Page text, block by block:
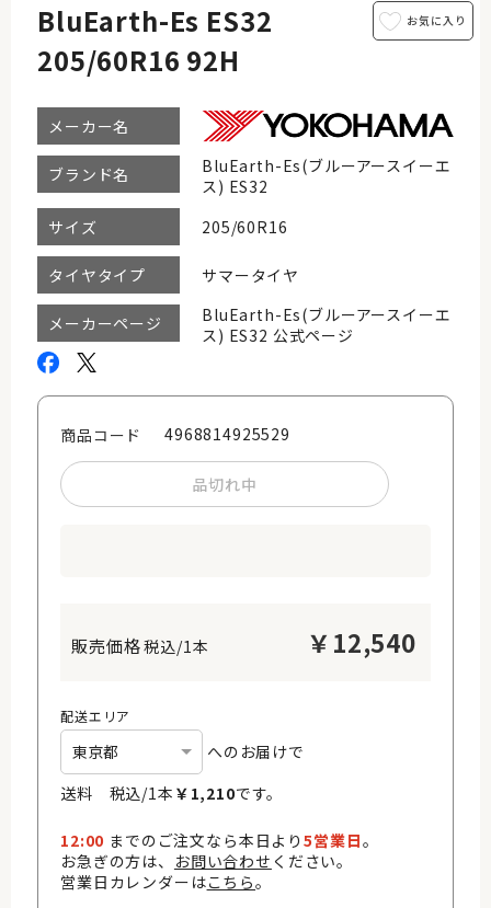
BluEarth-Es ES32
205/60R16 92H
メーカー名
ブランド名
BluEarth-Es(ブルーアースイーエ
ス) ES32
サイズ
205/60R16
タイヤタイプ サマータイヤ
メーカーページ
BluEarth-Es(ブルーアースイーエ
ス) ES32 公式ページ
商品コード 4968814925529
品切れ中
税込/1本 ￥ 12,540
配送エリア
へのお届けで
送料 税込/1本 ￥ 1,210です。
12:00 までのご注文なら本日より5営業日。
お急ぎの方は、 お問い合わせ ください。
営業日カレンダーはこちら。